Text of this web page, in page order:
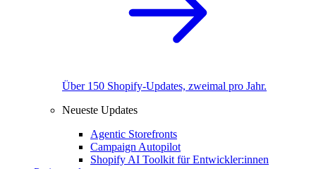
Über 150 Shopify-Updates, zweimal pro Jahr.
Neueste Updates
Agentic Storefronts
Campaign Autopilot
Shopify AI Toolkit für Entwickler:innen